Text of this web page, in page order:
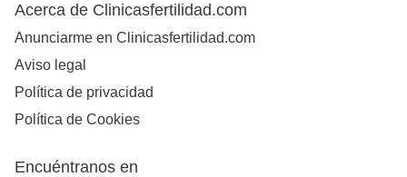
Acerca de Clinicasfertilidad.com
Anunciarme en Clinicasfertilidad.com
Aviso legal
Política de privacidad
Política de Cookies
Encuéntranos en